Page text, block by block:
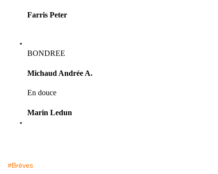
Farris Peter
BONDREE
Michaud Andrée A.
En douce
Marin Ledun
#Brèves